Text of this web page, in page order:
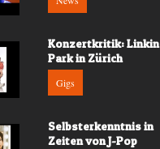
Konzertkritik: Linkin
Park in Zürich
Gigs
Selbsterkenntnis in
Zeiten von J-Pop